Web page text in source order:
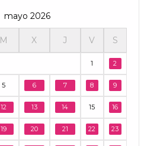
mayo 2026
M X J V S
1 2
5 6 7 8 9
12 13 14 15 16
19 20 21 22 23